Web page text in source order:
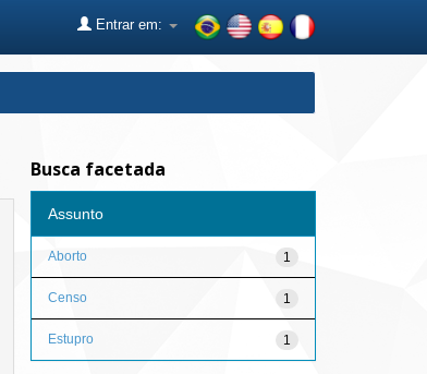
Entrar em:
Busca facetada
Assunto
1
Aborto
1
Censo
1
Estupro